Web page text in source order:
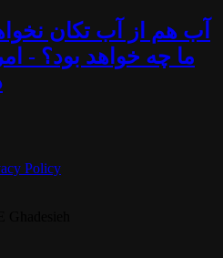
آب هم از آب تکان
ما چه خواهد بود؟ -
Policy